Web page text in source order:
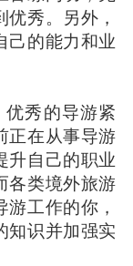
秀。另外，
己的能力和业
秀的导游紧
正在从事导游
升自己的职业
各类境外旅游
工作的你，
知识并加强实